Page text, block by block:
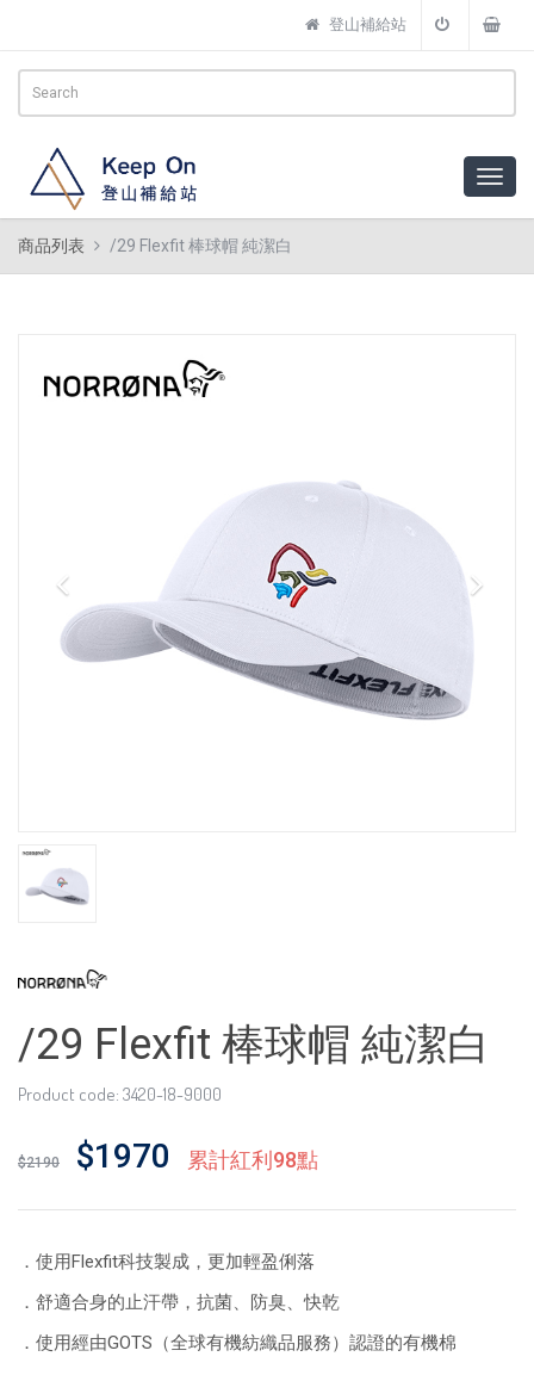
登山補給站
商品列表 /29 Flexfit 棒球帽 純潔白
/29 Flexfit 棒球帽 純潔白
Product code: 3420-18-9000
$2190 $1970 累計紅利98點
．使用Flexfit科技製成，更加輕盈俐落
．舒適合身的止汗帶，抗菌、防臭、快乾
．使用經由GOTS（全球有機紡織品服務）認證的有機棉